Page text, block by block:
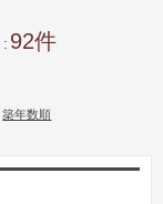
92
築年数順